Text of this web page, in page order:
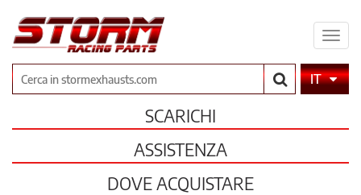
il
CercaIT
SCARICHI
ASSISTENZA
DOVE ACQUISTARE